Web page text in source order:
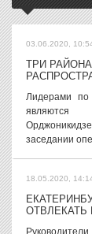
03.06.2020,
ТРИ
Лидерами по
являются
заседании
18.05.2020,
ОТВЛЕКАТЬ